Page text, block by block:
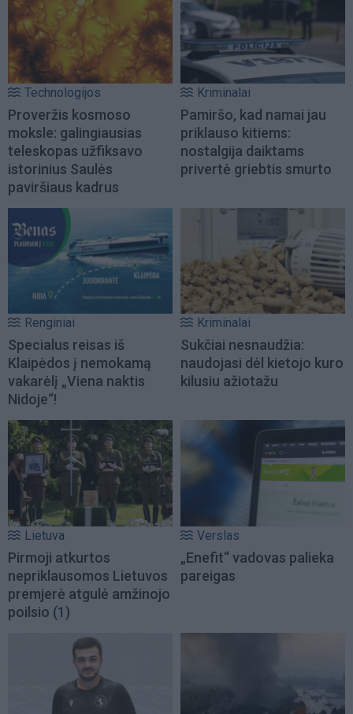
Technologijos
Proveržis kosmoso
moksle: galingiausias
teleskopas užfiksavo
istorinius Saulės
paviršiaus kadrus
Kriminalai
Pamiršo, kad namai jau
priklauso kitiems:
nostalgija daiktams
privertė griebtis smurto
Renginiai
Specialus reisas iš
Klaipėdos į nemokamą
vakarėlį „Viena naktis
Nidoje“!
Kriminalai
Sukčiai nesnaudžia:
naudojasi dėl kietojo kuro
kilusiu ažiotažu
Lietuva
Pirmoji atkurtos
nepriklausomos Lietuvos
premjerė atgulė amžinojo
poilsio (1)
Verslas
„Enefit“ vadovas palieka
pareigas